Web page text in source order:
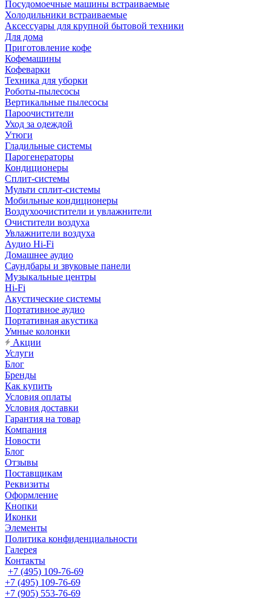
Посудомоечные машины встраиваемые
Холодильники встраиваемые
Аксессуары для крупной бытовой техники
Для дома
Приготовление кофе
Кофемашины
Кофеварки
Техника для уборки
Роботы-пылесосы
Вертикальные пылесосы
Пароочистители
Уход за одеждой
Утюги
Гладильные системы
Парогенераторы
Кондиционеры
Сплит-системы
Мульти сплит-системы
Мобильные кондиционеры
Воздухоочистители и увлажнители
Очистители воздуха
Увлажнители воздуха
Аудио Hi-Fi
Домашнее аудио
Саундбары и звуковые панели
Музыкальные центры
Hi-Fi
Акустические системы
Портативное аудио
Портативная акустика
Умные колонки
Акции
Услуги
Блог
Бренды
Как купить
Условия оплаты
Условия доставки
Гарантия на товар
Компания
Новости
Блог
Отзывы
Поставщикам
Реквизиты
Оформление
Кнопки
Иконки
Элементы
Политика конфиденциальности
Галерея
Контакты
+7 (495) 109-76-69
+7 (495) 109-76-69
+7 (905) 553-76-69